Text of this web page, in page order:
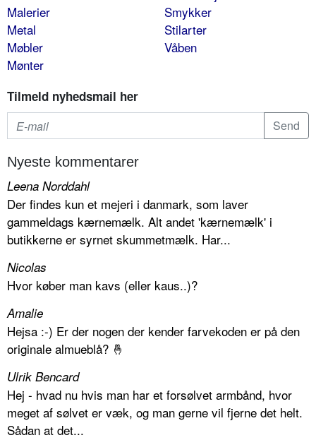
Malerier
Metal
Møbler
Mønter
Smykker
Stilarter
Våben
Tilmeld nyhedsmail her
Nyeste kommentarer
Leena Norddahl
Der findes kun et mejeri i danmark, som laver
gammeldags kærnemælk. Alt andet 'kærnemælk' i
butikkerne er syrnet skummetmælk. Har...
Nicolas
Hvor køber man kavs (eller kaus..)?
Amalie
Hejsa :-) Er der nogen der kender farvekoden er på den
originale almueblå? 🤞
Ulrik Bencard
Hej - hvad nu hvis man har et forsølvet armbånd, hvor
meget af sølvet er væk, og man gerne vil fjerne det helt.
Sådan at det...